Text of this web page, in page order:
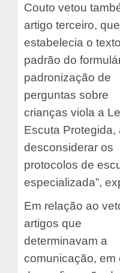
Couto vetou
artigo terceiro, que
estabelecia o texto
padrão do
padronização de
perguntas sobre
crianças viola a
Escuta Protegida,
desconsiderar os
protocolos de
especializada”,
Em relação ao
artigos que
determinavam a
comunicação, em